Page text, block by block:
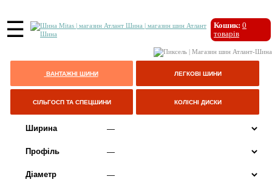
☰ Кошик: 0
товарів
ВАНТАЖНІ ШИНИ ЛЕГКОВІ ШИНИ
СІЛЬГОСП ТА СПЕЦШИНИ КОЛІСНІ ДИСКИ
Ширина
Профіль
Діаметр